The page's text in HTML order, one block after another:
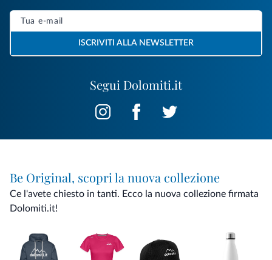
Segui Dolomiti.it
ISCRIVITI ALLA NEWSLETTER
Be Original, scopri la nuova collezione
Ce l'avete chiesto in tanti. Ecco la nuova collezione firmata
Dolomiti.it!